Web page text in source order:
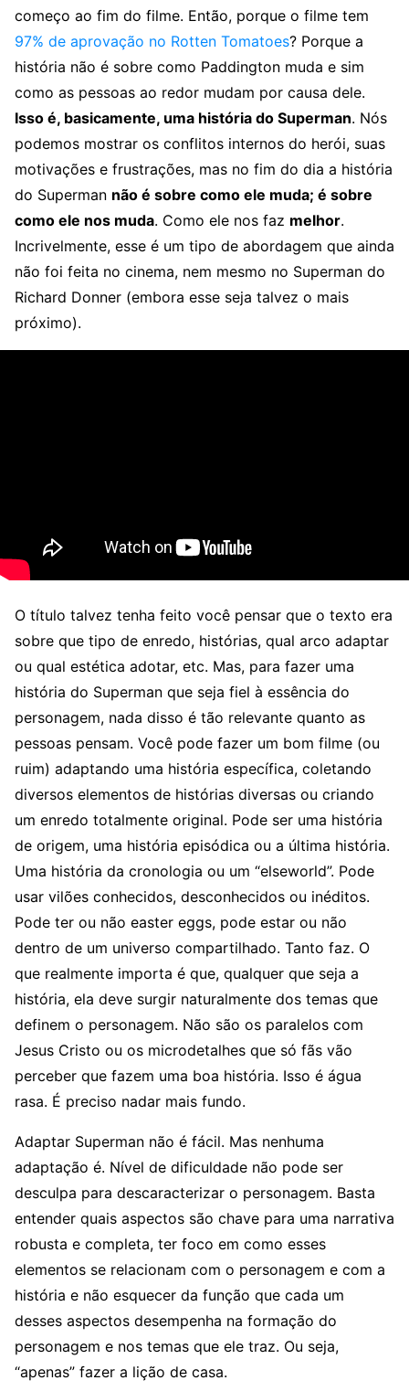
começo ao fim do filme. Então, porque o filme tem
97% de aprovação no Rotten Tomatoes? Porque a
história não é sobre como Paddington muda e sim
como as pessoas ao redor mudam por causa dele.
Isso é, basicamente, uma história do Superman. Nós
podemos mostrar os conflitos internos do herói, suas
motivações e frustrações, mas no fim do dia a história
do Superman não é sobre como ele muda; é sobre
como ele nos muda. Como ele nos faz melhor.
Incrivelmente, esse é um tipo de abordagem que ainda
não foi feita no cinema, nem mesmo no Superman do
Richard Donner (embora esse seja talvez o mais
próximo).
O título talvez tenha feito você pensar que o texto era
sobre que tipo de enredo, histórias, qual arco adaptar
ou qual estética adotar, etc. Mas, para fazer uma
história do Superman que seja fiel à essência do
personagem, nada disso é tão relevante quanto as
pessoas pensam. Você pode fazer um bom filme (ou
ruim) adaptando uma história específica, coletando
diversos elementos de histórias diversas ou criando
um enredo totalmente original. Pode ser uma história
de origem, uma história episódica ou a última história.
Uma história da cronologia ou um “elseworld”. Pode
usar vilões conhecidos, desconhecidos ou inéditos.
Pode ter ou não easter eggs, pode estar ou não
dentro de um universo compartilhado. Tanto faz. O
que realmente importa é que, qualquer que seja a
história, ela deve surgir naturalmente dos temas que
definem o personagem. Não são os paralelos com
Jesus Cristo ou os microdetalhes que só fãs vão
perceber que fazem uma boa história. Isso é água
rasa. É preciso nadar mais fundo.
Adaptar Superman não é fácil. Mas nenhuma
adaptação é. Nível de dificuldade não pode ser
desculpa para descaracterizar o personagem. Basta
entender quais aspectos são chave para uma narrativa
robusta e completa, ter foco em como esses
elementos se relacionam com o personagem e com a
história e não esquecer da função que cada um
desses aspectos desempenha na formação do
personagem e nos temas que ele traz. Ou seja,
“apenas” fazer a lição de casa.